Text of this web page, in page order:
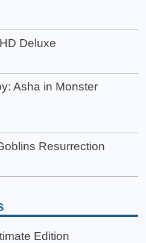
Deluxe
Asha in Monster
Resurrection
Edition